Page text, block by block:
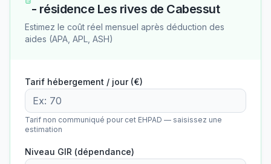
- résidence Les rives de Cabessut
Estimez le coût réel mensuel après déduction des
aides (APA, APL, ASH)
Tarif hébergement / jour (€)
Tarif non communiqué pour cet EHPAD — saisissez une
estimation
Niveau GIR (dépendance)